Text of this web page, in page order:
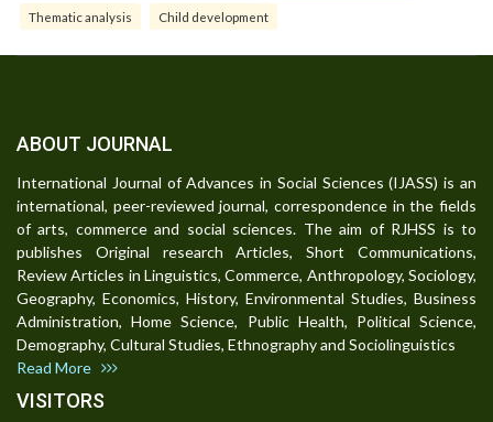
Thematic analysis Child development
ABOUT JOURNAL
International Journal of Advances in Social Sciences (IJASS) is an
international, peer-reviewed journal, correspondence in the fields
of arts, commerce and social sciences. The aim of RJHSS is to
publishes Original research Articles, Short Communications,
Review Articles in Linguistics, Commerce, Anthropology, Sociology,
Geography, Economics, History, Environmental Studies, Business
Administration, Home Science, Public Health, Political Science,
Demography, Cultural Studies, Ethnography and Sociolinguistics
Read More
VISITORS